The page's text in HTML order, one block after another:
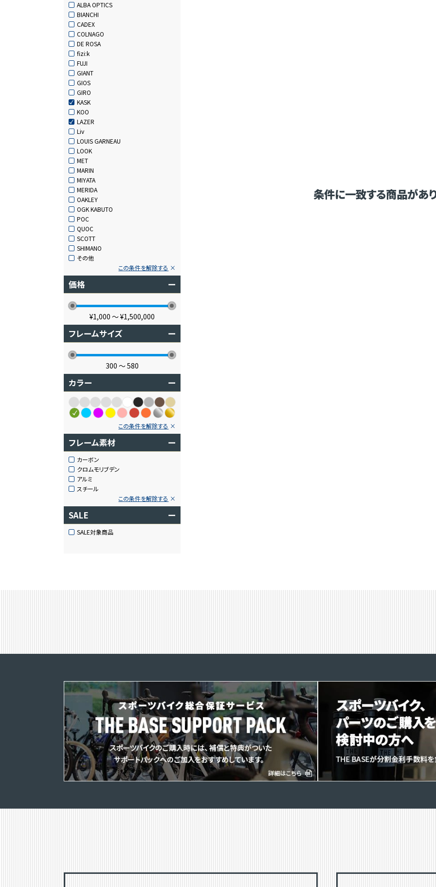
ALBA OPTICS
BIANCHI
CADEX
COLNAGO
DE ROSA
fizi:k
FUJI
GIANT
GIOS
GIRO
KASK
KOO
LAZER
Liv
LOUIS GARNEAU
LOOK
MET
MARIN
MIYATA
MERIDA
OAKLEY
OGK KABUTO
POC
QUOC
SCOTT
SHIMANO
その他
この条件を解除する
価格 ー
¥1,000 〜¥1,500,000
フレームサイズ ー
300 〜580
カラー ー
この条件を解除する
フレーム素材 ー
カーボン
クロムモリブデン
アルミ
スチール
この条件を解除する
SALE ー
SALE対象商品
条件に一致する商品があ